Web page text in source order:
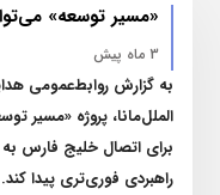
«مسیر توسعه»
3 ماه پیش
به گزارش روابط‌عمومی
الملل‌مانا، پروژه «مسیر
برای اتصال خلیج فارس به
راهبردی فوری‌تری پیدا